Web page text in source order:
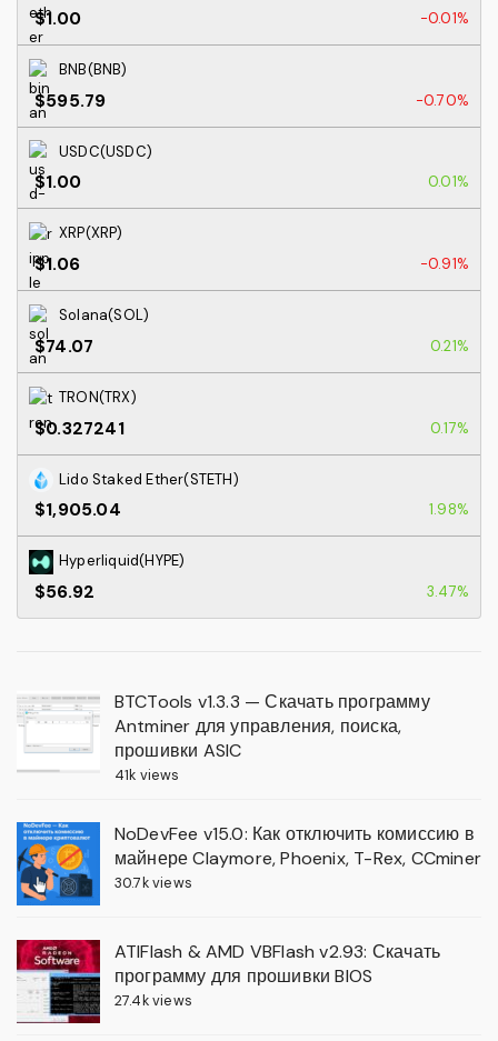
$1.00 -0.01%
BNB(BNB)
$595.79 -0.70%
USDC(USDC)
$1.00 0.01%
XRP(XRP)
$1.06 -0.91%
Solana(SOL)
$74.07 0.21%
TRON(TRX)
$0.327241 0.17%
Lido Staked Ether(STETH)
$1,905.04 1.98%
Hyperliquid(HYPE)
$56.92 3.47%
BTCTools v1.3.3 — Скачать программу
Antminer для управления, поиска,
прошивки ASIC
41k views
NoDevFee v15.0: Как отключить комиссию в
майнере Claymore, Phoenix, T-Rex, CCminer
30.7k views
ATIFlash & AMD VBFlash v2.93: Скачать
программу для прошивки BIOS
27.4k views